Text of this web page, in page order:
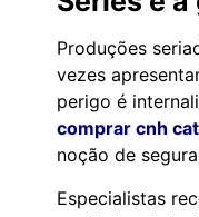
Produções
vezes
perigo é
comprar cnh
noção de
Especialistas